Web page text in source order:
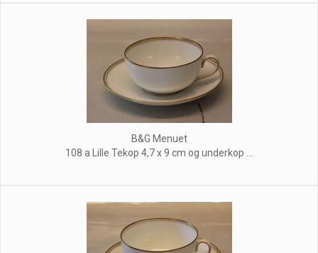
B&G Menuet
108 a Lille Tekop 4,7 x 9 cm og underkop ...